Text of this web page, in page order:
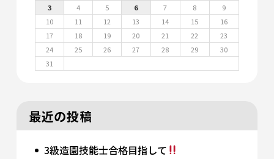
3
4 5 6 7 8
9
10
11 12 13 14 15
16
17
18 19 20 21 22
23
24
25 26 27 28 29
30
31
最近の投稿
3級造園技能士合格目指して